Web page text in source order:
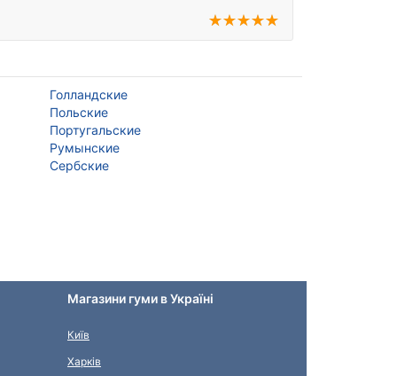
Голландские
Польские
Португальские
Румынские
Сербские
Магазини гуми в Україні
Київ
Харків